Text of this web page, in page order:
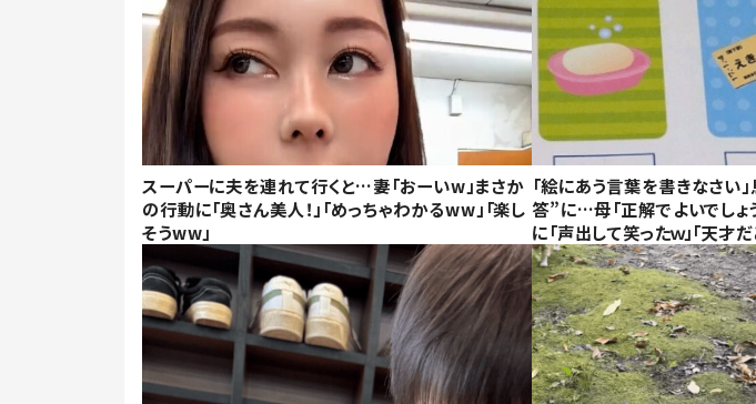
スーパーに夫を連れて行くと…妻「おーいw」まさか
の行動に「奥さん美人！」「めっちゃわかるww」「楽し
そうww」
「絵にあう言葉を書きなさい
答”に…母「正解でよいでしょ
に「声出して笑ったｗ」「天才